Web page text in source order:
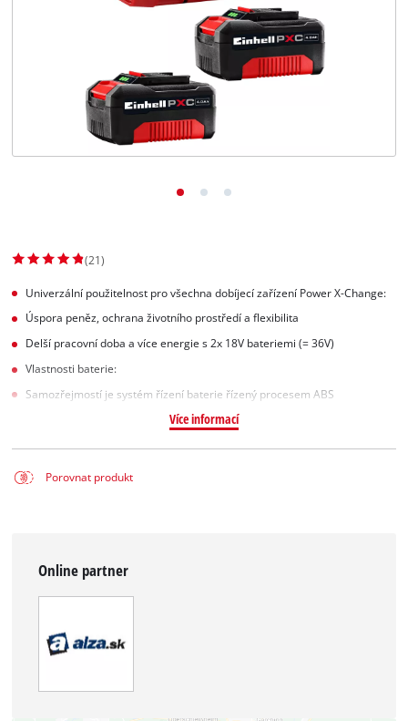
(21)
Univerzální použitelnost pro všechna dobíjecí zařízení Power X-Change:
Úspora peněz, ochrana životního prostředí a flexibilita
Delší pracovní doba a více energie s 2x 18V bateriemi (= 36V)
Vlastnosti baterie:
Samozřejmostí je systém řízení baterie řízený procesem ABS
Více informací
Porovnat produkt
Online partner